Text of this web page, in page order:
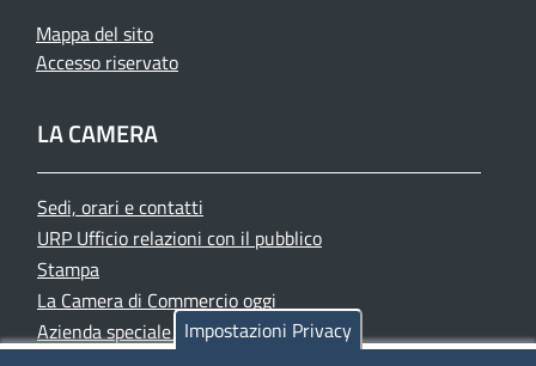
Mappa del sito
Accesso riservato
LA CAMERA
Sedi, orari e contatti
URP Ufficio relazioni con il pubblico
Stampa
La Camera di Commercio oggi
Azienda speciale PromoFirenze
Impostazioni Privacy